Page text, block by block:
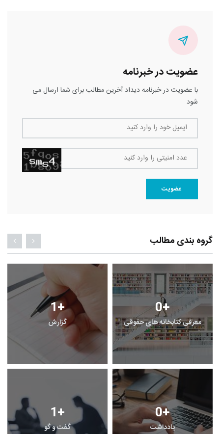
عضویت در خبرنامه
با عضویت در خبرنامه دیداد آخرین مطالب برای شما ارسال می
شود
ایمیل خود را وارد کنید
عدد امنیتی را وارد کنید
عضویت
گروه بندی مطالب
1+
گزارش
0+
معرفی کتابخانه های حقوقی
1+
گفت و گو
0+
یادداشت